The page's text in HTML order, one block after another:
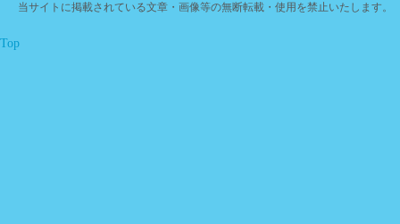
当サイトに掲載されている文章・画像等の無断転載・使用を禁止いたします。
Top